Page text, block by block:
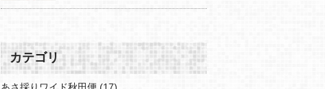
カテゴリ